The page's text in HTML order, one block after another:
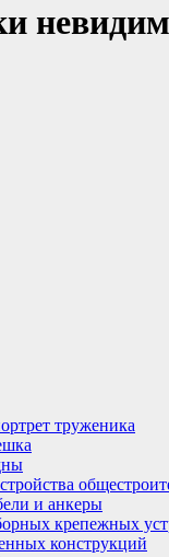
труженика
и анкеры
крепежных
конструкций